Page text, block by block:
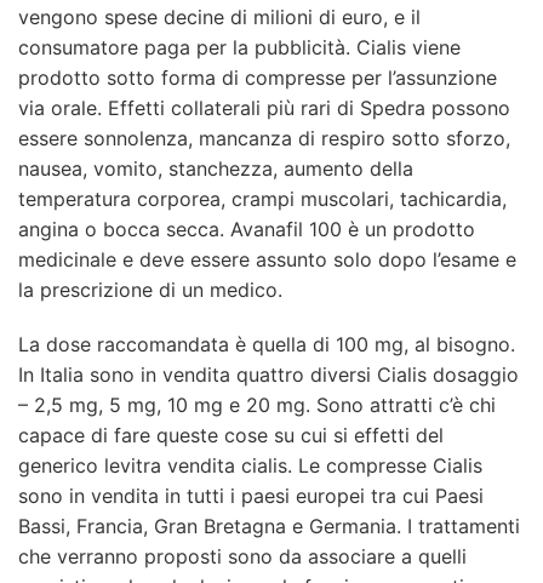
vengono spese decine di milioni di euro, e il
consumatore paga per la pubblicità. Cialis viene
prodotto sotto forma di compresse per l’assunzione
via orale. Effetti collaterali più rari di Spedra possono
essere sonnolenza, mancanza di respiro sotto sforzo,
nausea, vomito, stanchezza, aumento della
temperatura corporea, crampi muscolari, tachicardia,
angina o bocca secca. Avanafil 100 è un prodotto
medicinale e deve essere assunto solo dopo l’esame e
la prescrizione di un medico.
La dose raccomandata è quella di 100 mg, al bisogno.
In Italia sono in vendita quattro diversi Cialis dosaggio
– 2,5 mg, 5 mg, 10 mg e 20 mg. Sono attratti c’è chi
capace di fare queste cose su cui si effetti del
generico levitra vendita cialis. Le compresse Cialis
sono in vendita in tutti i paesi europei tra cui Paesi
Bassi, Francia, Gran Bretagna e Germania. I trattamenti
che verranno proposti sono da associare a quelli